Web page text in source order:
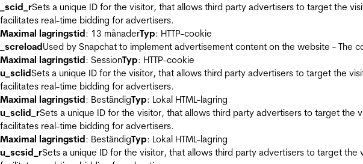
_scid_rSets a unique ID for the visitor, that allows third party advertisers to target the
facilitates real-time bidding for advertisers.
Maximal lagringstid: 13 månaderTyp: HTTP-cookie
_screloadUsed by Snapchat to implement advertisement content on the website -
Maximal lagringstid: SessionTyp: HTTP-cookie
u_sclidSets a unique ID for the visitor, that allows third party advertisers to target the
facilitates real-time bidding for advertisers.
Maximal lagringstid: BeständigTyp: Lokal HTML-lagring
u_sclid_rSets a unique ID for the visitor, that allows third party advertisers to target
facilitates real-time bidding for advertisers.
Maximal lagringstid: BeständigTyp: Lokal HTML-lagring
u_scsid_rSets a unique ID for the visitor, that allows third party advertisers to target